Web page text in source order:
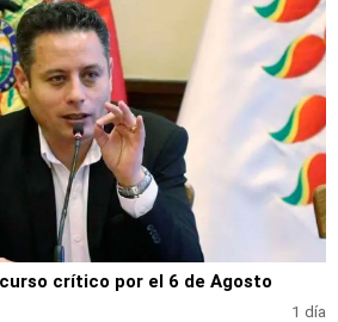
crítico por el 6 de Agosto
1 día